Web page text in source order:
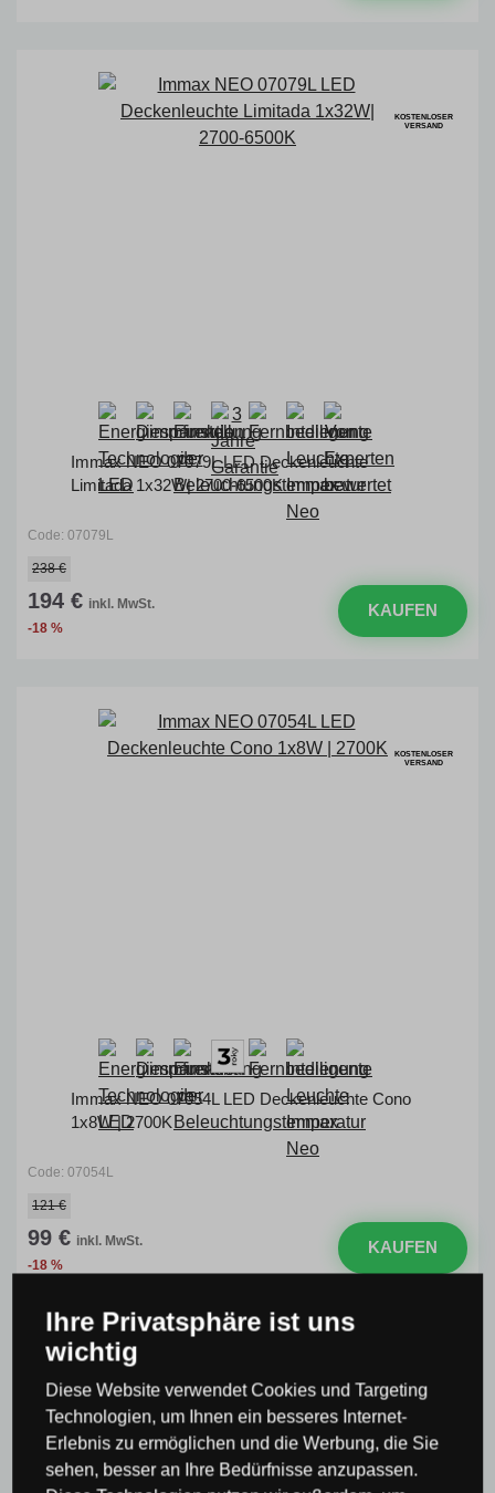
KOSTENLOSER
VERSAND
Immax NEO 07079L LED Deckenleuchte
Limitada 1x32W| 2700-6500K
Code: 07079L
238 €
194 € inkl. MwSt.
-18 %
KAUFEN
KOSTENLOSER
VERSAND
Immax NEO 07054L LED Deckenleuchte Cono
1x8W | 2700K
Code: 07054L
121 €
99 € inkl. MwSt.
-18 %
KAUFEN
KOSTENLOSER
VERSAND
Ihre Privatsphäre ist uns
wichtig
Diese Website verwendet Cookies und Targeting
Technologien, um Ihnen ein besseres Internet-
Erlebnis zu ermöglichen und die Werbung, die Sie
sehen, besser an Ihre Bedürfnisse anzupassen.